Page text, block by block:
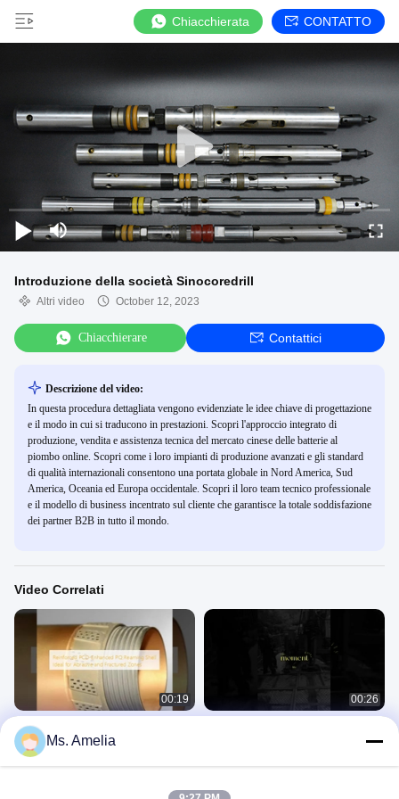
Chiacchierata CONTATTO
Introduzione della società Sinocoredrill
Altri video October 12, 2023
Chiacchierare Contattici
Descrizione del video:
In questa procedura dettagliata vengono evidenziate le idee chiave di progettazione
e il modo in cui si traducono in prestazioni. Scopri l'approccio integrato di
produzione, vendita e assistenza tecnica del mercato cinese delle batterie al
piombo online. Scopri come i loro impianti di produzione avanzati e gli standard
di qualità internazionali consentono una portata globale in Nord America, Sud
America, Oceania ed Europa occidentale. Scopri il loro team tecnico professionale
e il modello di business incentrato sul cliente che garantisce la totale soddisfazione
dei partner B2B in tutto il mondo.
Video Correlati
00:19
Conchiglia di rivestimento PQ
rinforzata con PCD ideale per zone
abrasive e fratturate
Scrematura Delle Coperture
00:26
Ms. Amelia